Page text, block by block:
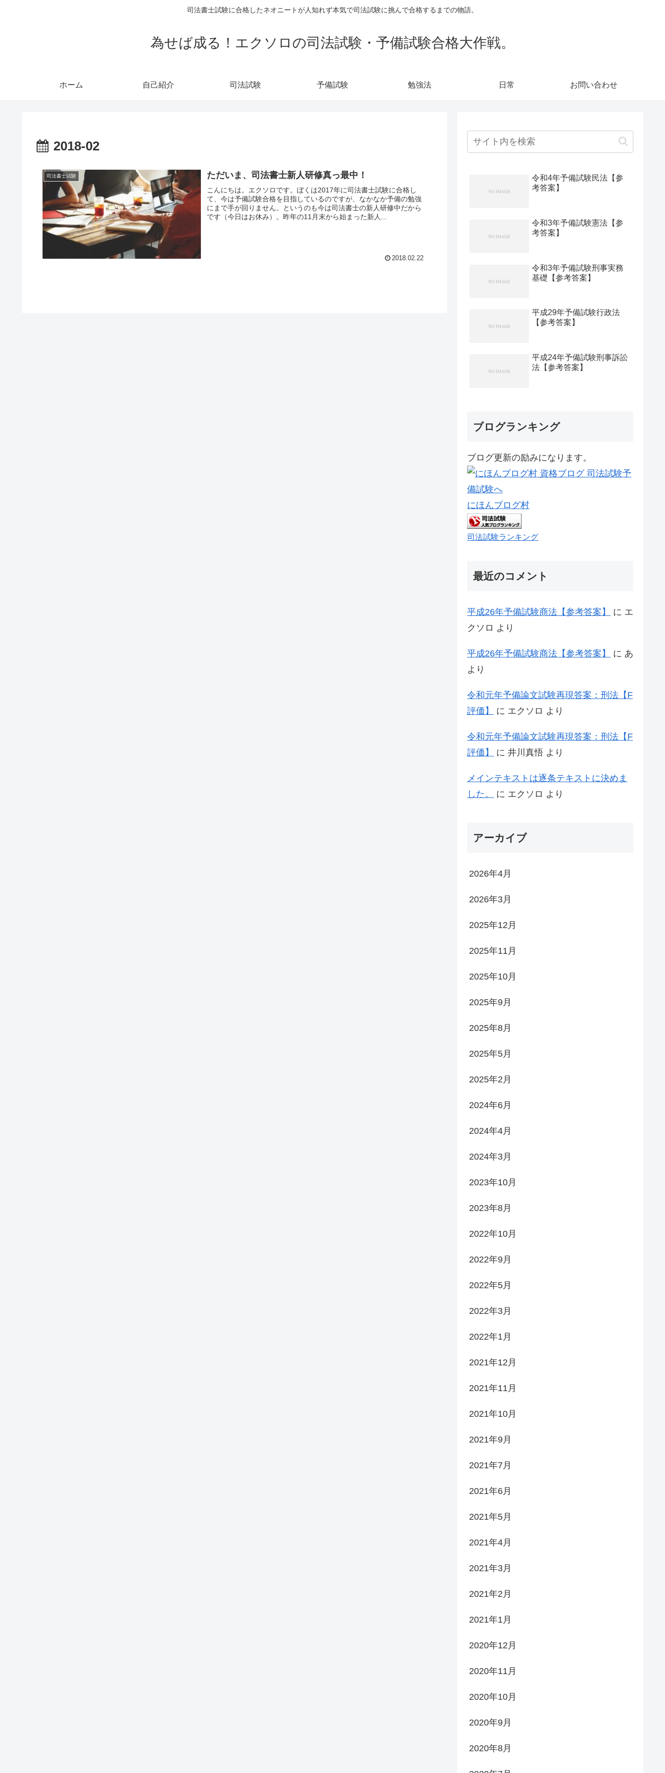
司法書士試験に合格したネオニートが人知れず本気で司法試験に挑んで合格するまでの物語。
為せば成る！エクソロの司法試験・予備試験合格大作戦。
ホーム 自己紹介 司法試験 予備試験 勉強法 日常 お問い合わせ
2018-02
司法書士試験 ただいま、司法書士新人研修真っ最中！
こんにちは。エクソロです。ぼくは2017年に司法書士試験に合格し
て、今は予備試験合格を目指しているのですが、なかなか予備の勉強
にまで手が回りません。というのも今は司法書士の新人研修中だから
です（今日はお休み）。昨年の11月末から始まった新人...
2018.02.22
令和4年予備試験民法【参
考答案】
令和3年予備試験憲法【参
考答案】
令和3年予備試験刑事実務
基礎【参考答案】
平成29年予備試験行政法
【参考答案】
平成24年予備試験刑事訴訟
法【参考答案】
ブログランキング
ブログ更新の励みになります。
にほんブログ村
司法試験ランキング
最近のコメント
平成26年予備試験商法【参考答案】 に エ
クソロ より
平成26年予備試験商法【参考答案】 に あ
より
令和元年予備論文試験再現答案：刑法【F
評価】
に エクソロ より
令和元年予備論文試験再現答案：刑法【F
評価】
に 井川真悟 より
メインテキストは逐条テキストに決めま
した。
に エクソロ より
アーカイブ
2026年4月
2026年3月
2025年12月
2025年11月
2025年10月
2025年9月
2025年8月
2025年5月
2025年2月
2024年6月
2024年4月
2024年3月
2023年10月
2023年8月
2022年10月
2022年9月
2022年5月
2022年3月
2022年1月
2021年12月
2021年11月
2021年10月
2021年9月
2021年7月
2021年6月
2021年5月
2021年4月
2021年3月
2021年2月
2021年1月
2020年12月
2020年11月
2020年10月
2020年9月
2020年8月